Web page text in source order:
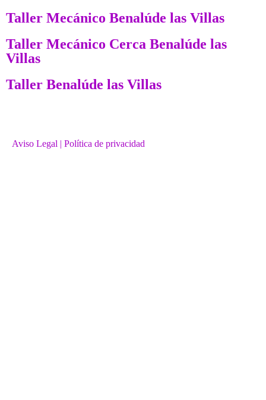
Taller Mecánico Benalúde las Villas
Taller Mecánico Cerca Benalúde las
Villas
Taller Benalúde las Villas
Aviso Legal | Política de privacidad